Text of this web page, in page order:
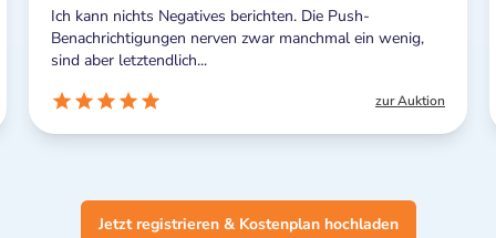
Ich kann nichts Negatives berichten. Die Push-
Benachrichtigungen nerven zwar manchmal ein wenig,
sind aber letztendlich...
zur Auktion
Jetzt registrieren & Kostenplan hochladen